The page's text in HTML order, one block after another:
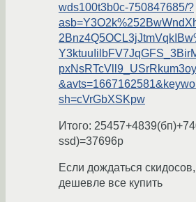
wds100t3b0c-750847685/?
sh=cVrGbXSKpw
Итого:
ssd)=37696р
Если дождаться
дешевле все купить